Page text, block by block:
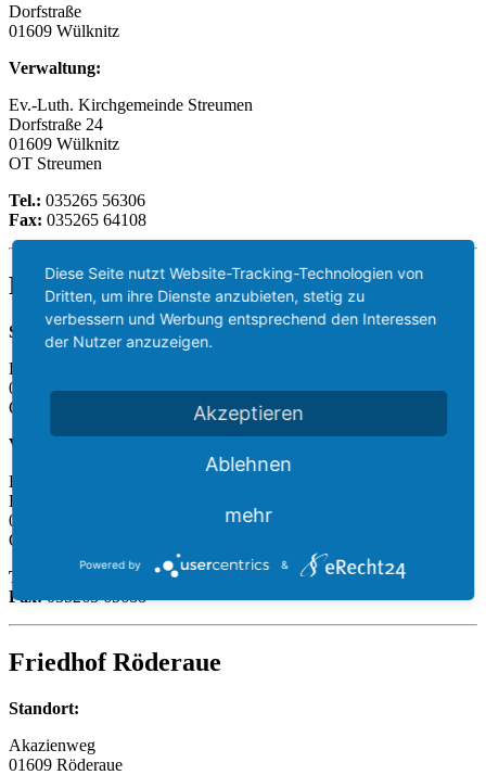
Dorfstraße
01609 Wülknitz
Verwaltung:
Ev.-Luth. Kirchgemeinde Streumen
Dorfstraße 24
01609 Wülknitz
OT Streumen
Tel.: 035265 56306
Fax: 035265 64108
Friedhof Koselitz
Standort:
Dorfstraße
01609 Röderaue
OT Koselitz
Verwaltung:
Evang.-Luth. Kirchgemeinde Frauenhain
Hauptstraße 58
01609 Röderaue
OT Frauenhain
Tel.:
035263 65677
Fax:035263 65688
Friedhof Röderaue
Standort:
Akazienweg
01609 Röderaue
Diese Seite nutzt Website-Tracking-Technologien von
Dritten, um ihre Dienste anzubieten, stetig zu
verbessern und Werbung entsprechend den Interessen
der Nutzer anzuzeigen.
Akzeptieren
Ablehnen
mehr
Powered by &